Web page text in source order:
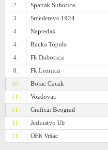
2.
Spartak Subotica
3.
Smederevo 1924
4.
Napredak
4.
Backa Topola
4.
Fk Dubocica
8.
Fk Loznica
10.
Borac Cacak
11.
Vozdovac
11.
Graficar Beograd
11.
Jedinstvo Ub
11.
OFK Vršac